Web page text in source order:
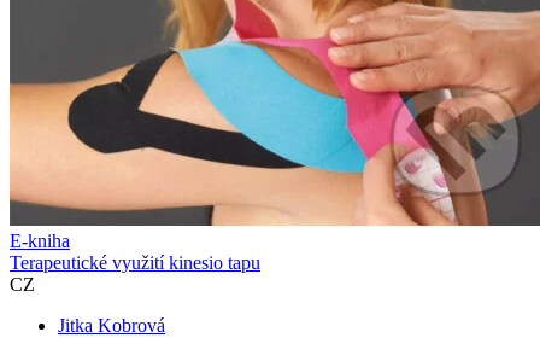
E-kniha
Terapeutické využití kinesio tapu
CZ
Jitka Kobrová